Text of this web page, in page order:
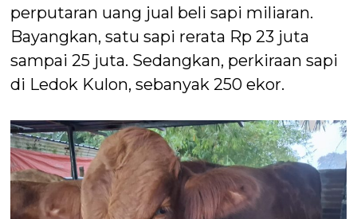
perputaran uang jual beli sapi miliaran.
Bayangkan, satu sapi rerata Rp 23 juta
sampai 25 juta. Sedangkan, perkiraan sapi
di Ledok Kulon, sebanyak 250 ekor.